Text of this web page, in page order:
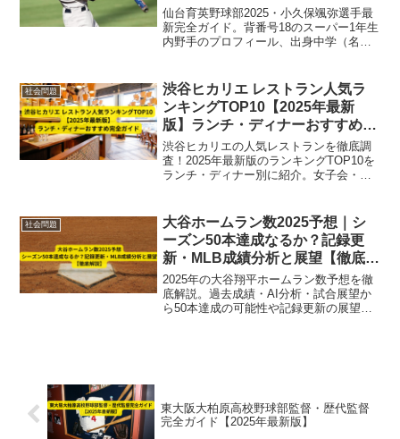
まとめ【最新情報】
仙台育英野球部2025・小久保颯弥選手最
新完全ガイド。背番号18のスーパー1年生
内野手のプロフィール、出身中学（名古
社会問題
渋谷ヒカリエ レストラン人気ラ
ンキングTOP10【2025年最新
版】ランチ・ディナーおすすめ完
全ガイド
渋谷ヒカリエの人気レストランを徹底調
査！2025年最新版のランキングTOP10を
ランチ・ディナー別に紹介。女子会・デ
社会問題
大谷ホームラン数2025予想｜シ
ーズン50本達成なるか？記録更
新・MLB成績分析と展望【徹底解
説】
2025年の大谷翔平ホームラン数予想を徹
底解説。過去成績・AI分析・試合展望か
ら50本達成の可能性や記録更新の展望を
東大阪大柏原高校野球部監督・歴代監督
完全ガイド【2025年最新版】